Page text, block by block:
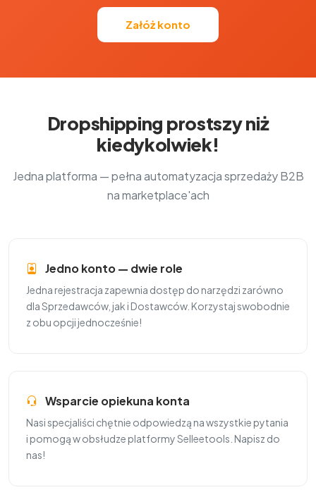
Załóż konto
Dropshipping prostszy niż
kiedykolwiek!
Jedna platforma — pełna automatyzacja sprzedaży B2B
na marketplace'ach
Jedno konto — dwie role
Jedna rejestracja zapewnia dostęp do narzędzi zarówno
dla Sprzedawców, jak i Dostawców. Korzystaj swobodnie
z obu opcji jednocześnie!
Wsparcie opiekuna konta
Nasi specjaliści chętnie odpowiedzą na wszystkie pytania
i pomogą w obsłudze platformy Selleetools. Napisz do
nas!